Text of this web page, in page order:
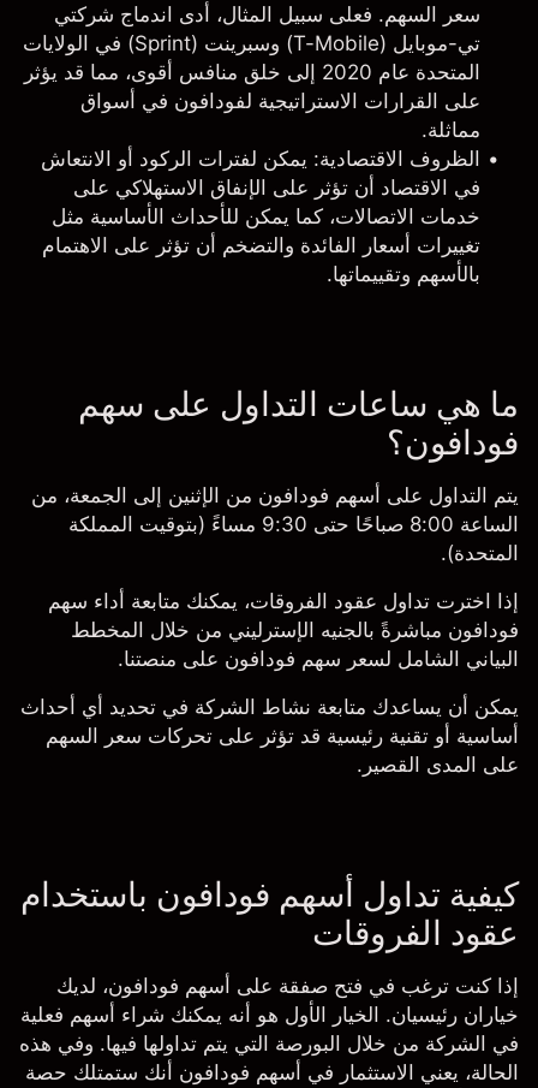
سعر السهم. فعلى سبيل المثال، أدى اندماج شركتي
تي-موبايل (T-Mobile) وسبرينت (Sprint) في الولايات
المتحدة عام 2020 إلى خلق منافس أقوى، مما قد يؤثر
على القرارات الاستراتيجية لفودافون في أسواق
مماثلة.
الظروف الاقتصادية: يمكن لفترات الركود أو الانتعاش
في الاقتصاد أن تؤثر على الإنفاق الاستهلاكي على
خدمات الاتصالات، كما يمكن للأحداث الأساسية مثل
تغييرات أسعار الفائدة والتضخم أن تؤثر على الاهتمام
بالأسهم وتقييماتها.
ما هي ساعات التداول على سهم
فودافون؟
يتم التداول على أسهم فودافون من الإثنين إلى الجمعة، من
الساعة 8:00 صباحًا حتى 9:30 مساءً (بتوقيت المملكة
المتحدة).
إذا اخترت تداول عقود الفروقات، يمكنك متابعة أداء سهم
فودافون مباشرةً بالجنيه الإسترليني من خلال المخطط
البياني الشامل لسعر سهم فودافون على منصتنا.
يمكن أن يساعدك متابعة نشاط الشركة في تحديد أي أحداث
أساسية أو تقنية رئيسية قد تؤثر على تحركات سعر السهم
على المدى القصير.
كيفية تداول أسهم فودافون باستخدام
عقود الفروقات
إذا كنت ترغب في فتح صفقة على أسهم فودافون، لديك
خياران رئيسيان. الخيار الأول هو أنه يمكنك شراء أسهم فعلية
في الشركة من خلال البورصة التي يتم تداولها فيها. وفي هذه
الحالة، يعني الاستثمار في أسهم فودافون أنك ستمتلك حصة